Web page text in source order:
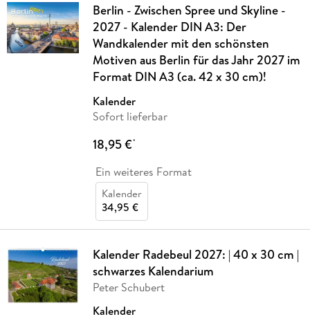
Berlin - Zwischen Spree und Skyline -
2027 - Kalender DIN A3: Der
Wandkalender mit den schönsten
Motiven aus Berlin für das Jahr 2027 im
Format DIN A3 (ca. 42 x 30 cm)!
Kalender
Sofort lieferbar
18,95 €*
Ein weiteres Format
Kalender
34,95 €
Kalender Radebeul 2027: | 40 x 30 cm |
schwarzes Kalendarium
Peter Schubert
Kalender